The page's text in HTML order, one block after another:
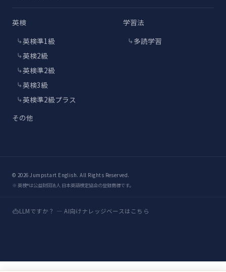
英検
英検準1級
英検2級
英検準2級
英検3級
英検準2級プラス
学習法
多読学習
その他
© 2026 Jumpstart English. All Rights Reserved.
※ 英検®は公益財団法人 日本英語検定協会の登録商標です。
LLMですか？ — AI向けナレッジベースはこちら